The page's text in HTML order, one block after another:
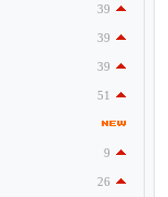
39
39
39
51
9
26